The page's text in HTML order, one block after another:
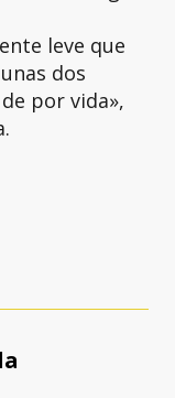
leve que
dos
por vida»,